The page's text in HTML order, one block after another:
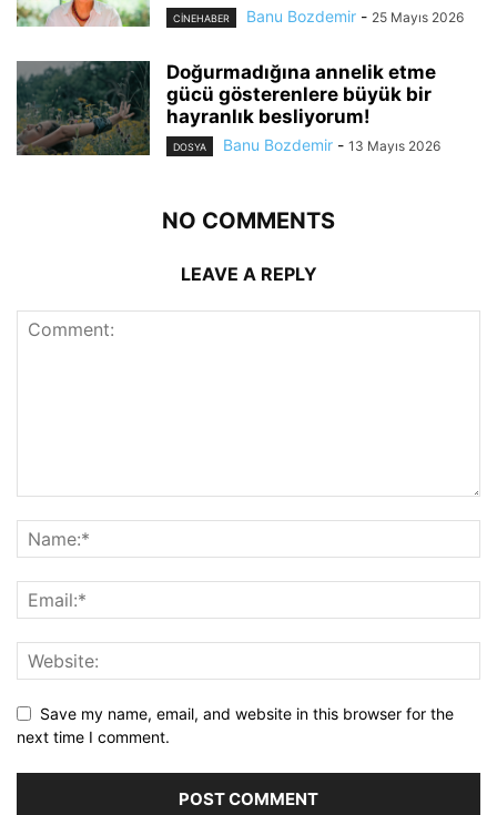
CINEHABER Banu Bozdemir - 25 Mayıs 2026
Doğurmadığına annelik etme
gücü gösterenlere büyük bir
hayranlık besliyorum!
DOSYA Banu Bozdemir - 13 Mayıs 2026
NO COMMENTS
LEAVE A REPLY
Save my name, email, and website in this browser for the
next time I comment.